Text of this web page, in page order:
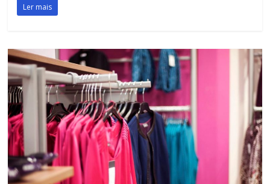
Ler mais